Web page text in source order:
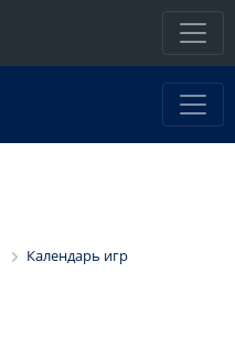
Календарь игр